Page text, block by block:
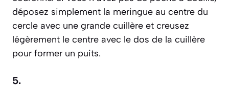
déposez simplement la meringue au centre du
cercle avec une grande cuillère et creusez
légèrement le centre avec le dos de la cuillère
pour former un puits.
5.